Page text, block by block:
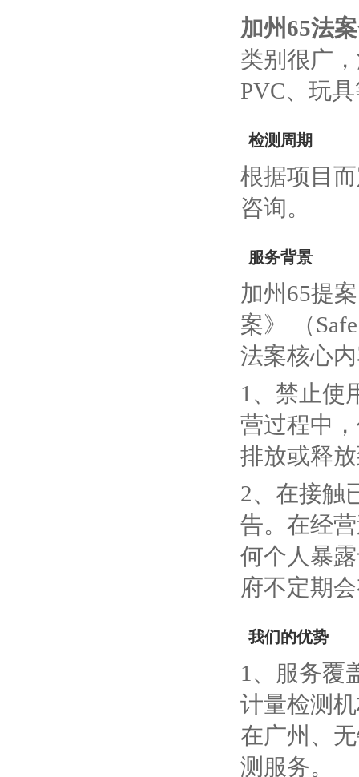
加州65法
类别很广
PVC、玩
检测周期
根据项目
咨询。
服务背景
加州65提
案》 （
法案核心
1、禁止使
营过程中
排放或释
2、在接触
告。在经
何个人暴
府不定期
我们的优势
1、服务覆
计量检测
在广州、
测服务。